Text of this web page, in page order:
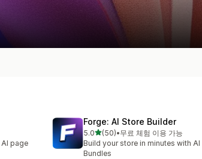
page
Forge: AI Store Builder
5.0별 5개 중
(50)
총 리뷰 50개
•무료 체험 이용 가능
Build your store in minutes with
Bundles